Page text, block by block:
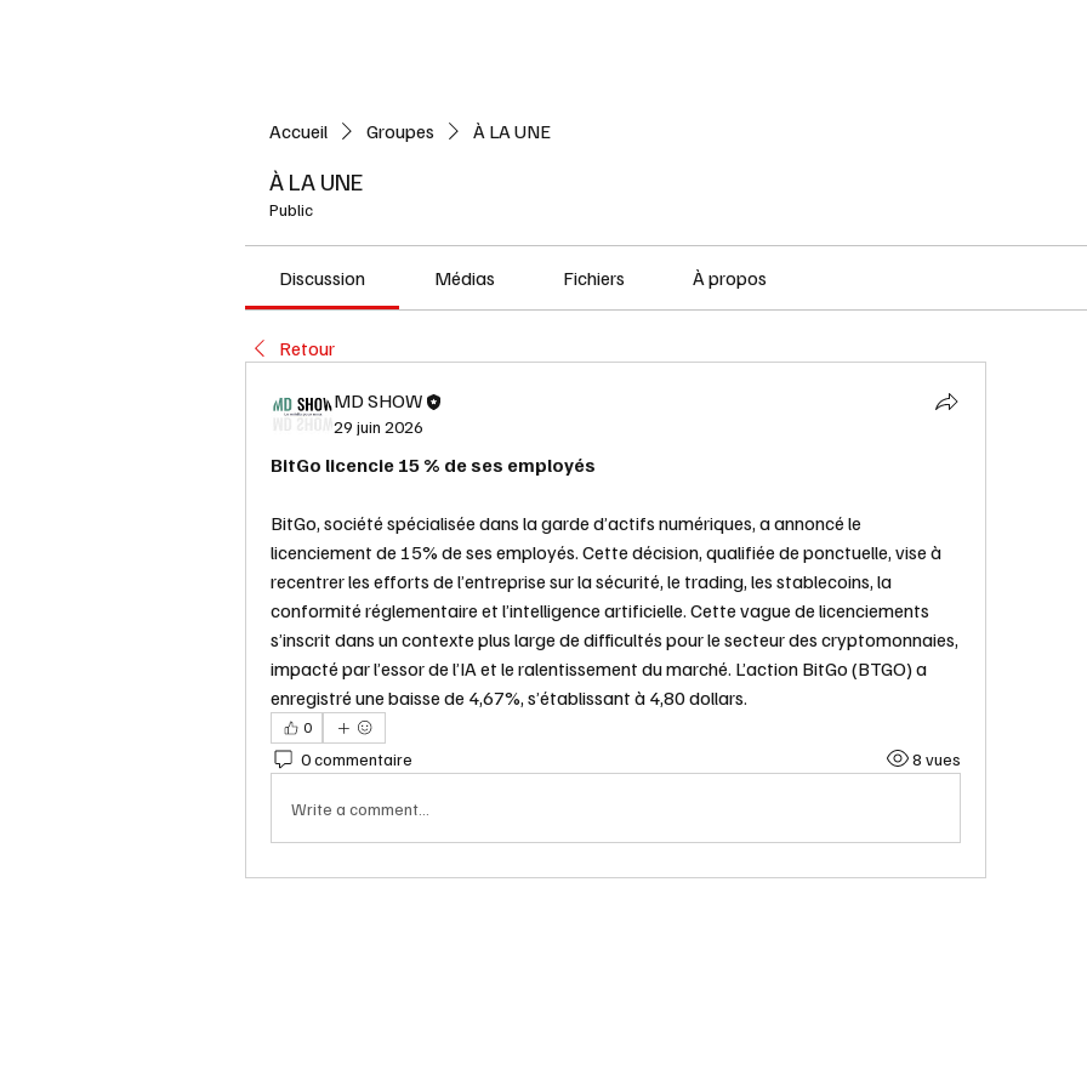
Accueil Groupes À LA UNE
À LA UNE
Public
Discussion Médias Fichiers À propos
Retour
MD SHOW
29 juin 2026
BitGo licencie 15 % de ses employés
BitGo, société spécialisée dans la garde d’actifs numériques, a annoncé le
licenciement de 15% de ses employés. Cette décision, qualifiée de ponctuelle, vise à
recentrer les efforts de l’entreprise sur la sécurité, le trading, les stablecoins, la
conformité réglementaire et l’intelligence artificielle. Cette vague de licenciements
s’inscrit dans un contexte plus large de difficultés pour le secteur des cryptomonnaies,
impacté par l’essor de l’IA et le ralentissement du marché. L’action BitGo (BTGO) a
enregistré une baisse de 4,67%, s’établissant à 4,80 dollars.
0
0 commentaire 8 vues
Write a comment...